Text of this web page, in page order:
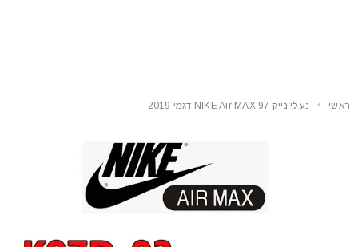
ראשי נעלי נייק NIKE Air MAX 97 דגמי 2019